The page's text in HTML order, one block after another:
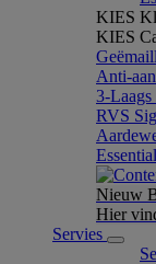
KIES
KIES
Anti-
3-Laags
RVS
Nieuw
Hier
Servies